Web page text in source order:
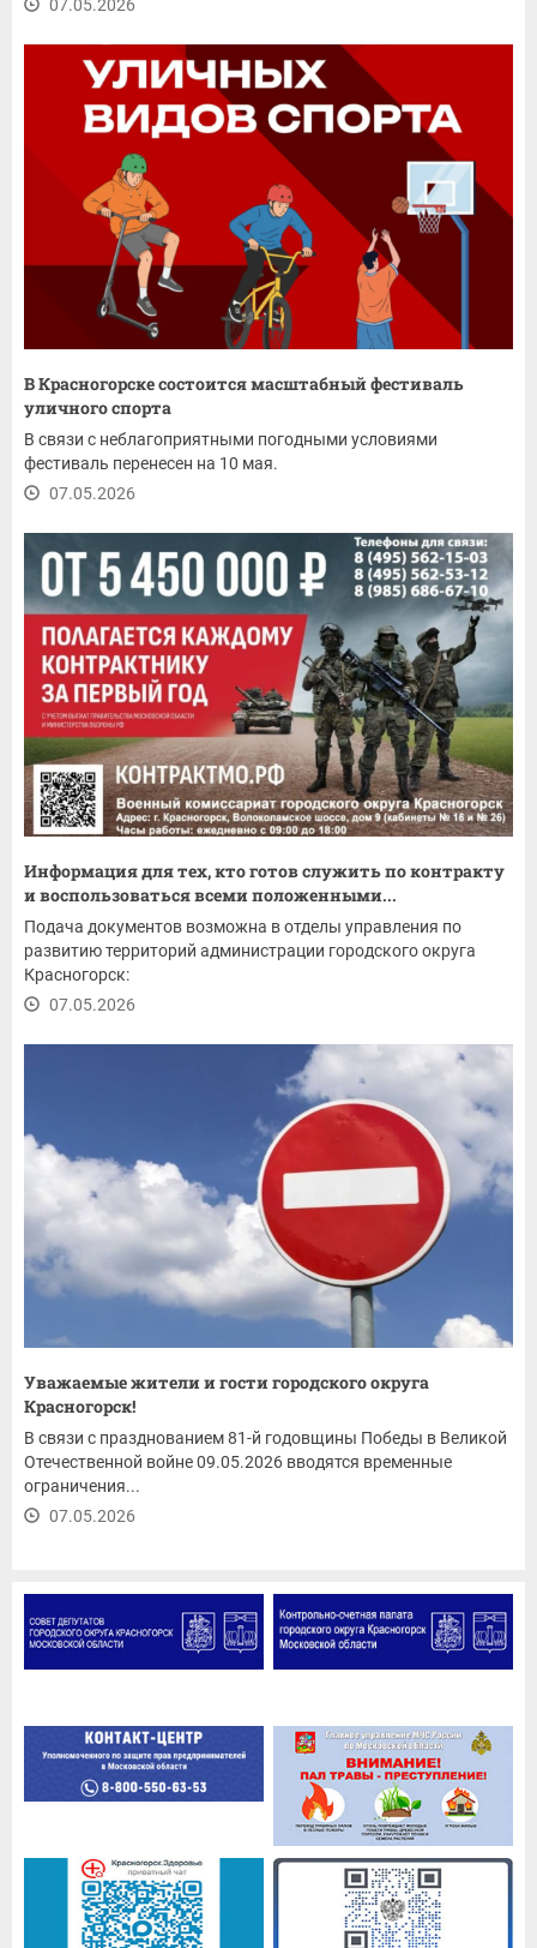
07.05.2026
В Красногорске состоится масштабный фестиваль
уличного спорта
В связи с неблагоприятными погодными условиями
фестиваль перенесен на 10 мая.
07.05.2026
Информация для тех, кто готов служить по контракту
и воспользоваться всеми положенными...
Подача документов возможна в отделы управления по
развитию территорий администрации городского округа
Красногорск:
07.05.2026
Уважаемые жители и гости городского округа
Красногорск!
В связи с празднованием 81-й годовщины Победы в Великой
Отечественной войне 09.05.2026 вводятся временные
ограничения...
07.05.2026